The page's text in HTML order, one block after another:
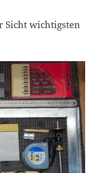
Sicht wichtigsten